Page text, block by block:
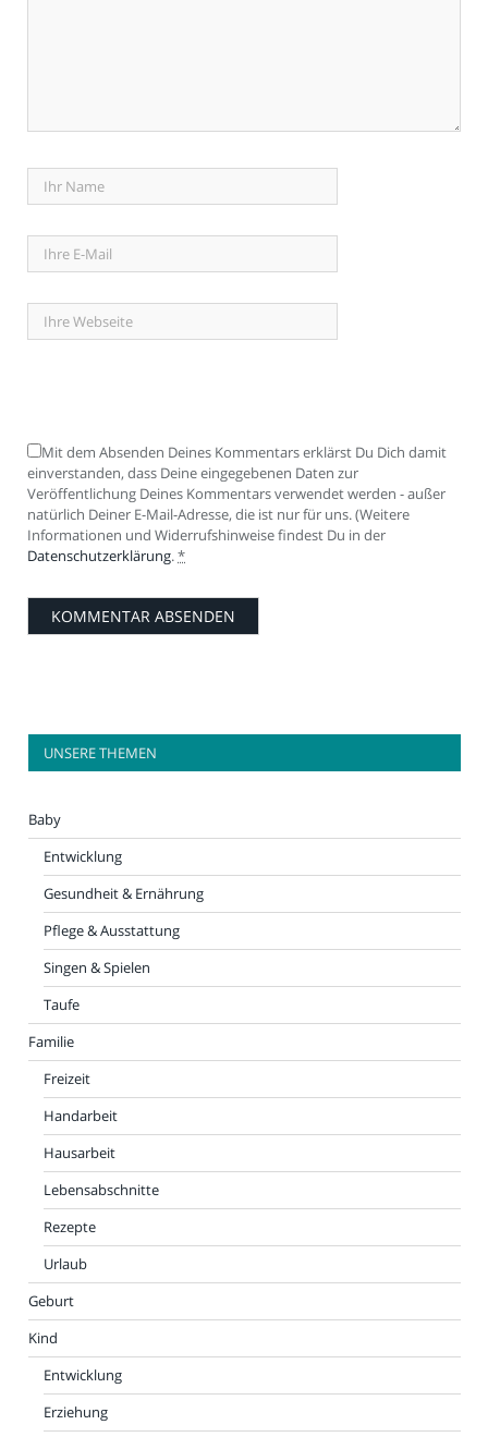
Mit dem Absenden Deines Kommentars erklärst Du Dich damit
einverstanden, dass Deine eingegebenen Daten zur
Veröffentlichung Deines Kommentars verwendet werden - außer
natürlich Deiner E-Mail-Adresse, die ist nur für uns. (Weitere
Informationen und Widerrufshinweise findest Du in der
Datenschutzerklärung.*
UNSERE THEMEN
Baby
Entwicklung
Gesundheit & Ernährung
Pflege & Ausstattung
Singen & Spielen
Taufe
Familie
Freizeit
Handarbeit
Hausarbeit
Lebensabschnitte
Rezepte
Urlaub
Geburt
Kind
Entwicklung
Erziehung